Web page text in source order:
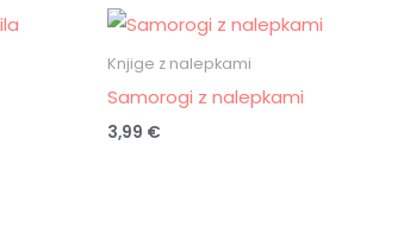
Knjige z nalepkami
Samorogi z nalepkami
3,99 €